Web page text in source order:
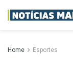
Home Esportes